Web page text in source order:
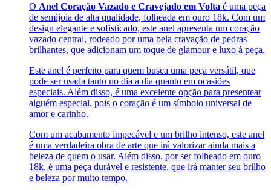
O Anel Coração Vazado e Cravejado em Volta é uma peça
de semijoia de alta qualidade, folheada em ouro 18k. Com um
design elegante e sofisticado, este anel apresenta um coração
vazado central, rodeado por uma bela cravação de pedras
brilhantes, que adicionam um toque de glamour e luxo à peça.
Este anel é perfeito para quem busca uma peça versátil, que
pode ser usada tanto no dia a dia quanto em ocasiões
especiais. Além disso, é uma excelente opção para presentear
alguém especial, pois o coração é um símbolo universal de
amor e carinho.
Com um acabamento impecável e um brilho intenso, este anel
é uma verdadeira obra de arte que irá valorizar ainda mais a
beleza de quem o usar. Além disso, por ser folheado em ouro
18k, é uma peça durável e resistente, que irá manter seu brilho
e beleza por muito tempo.